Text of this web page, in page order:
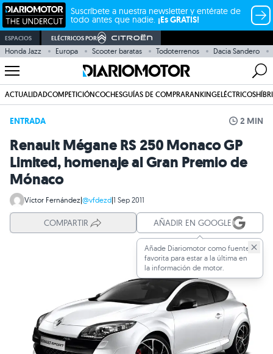
Suscríbete a nuestra newsletter y entérate de
todo antes que nadie. ¡Es GRATIS!
ESPACIOS ELÉCTRICOS POR
Honda Jazz Europa Scooter baratas Todoterrenos Dacia Sandero
ACTUALIDADCOMPETICIÓNCOCHESGUÍAS DE COMPRARANKINGELÉCTRICOS
ENTRADA 2 MIN
Renault Mégane RS 250 Monaco GP
Limited, homenaje al Gran Premio de
Mónaco
Víctor Fernández|@vfdezd|1 Sep 2011
COMPARTIR AÑADIR EN GOOGLE
Añade Diariomotor como fuente
favorita para estar a la última en
la información de motor.